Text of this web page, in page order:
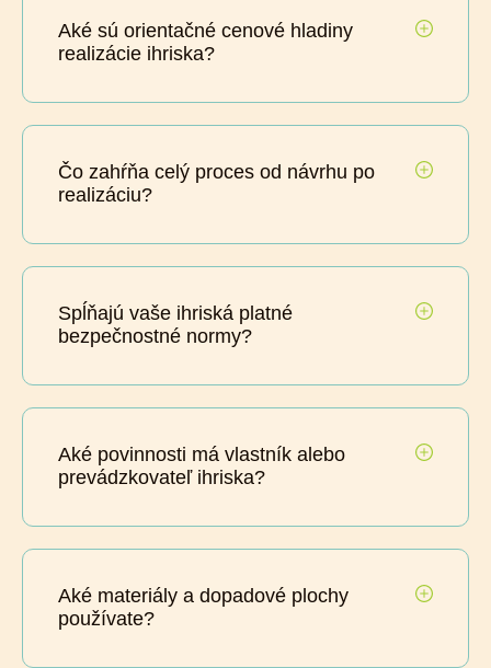
Aké sú orientačné cenové hladiny
realizácie ihriska?
Čo zahŕňa celý proces od návrhu po
realizáciu?
Spĺňajú vaše ihriská platné
bezpečnostné normy?
Aké povinnosti má vlastník alebo
prevádzkovateľ ihriska?
Aké materiály a dopadové plochy
používate?